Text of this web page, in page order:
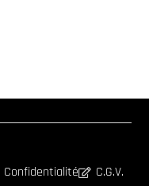
Confidentialité C.G.V.